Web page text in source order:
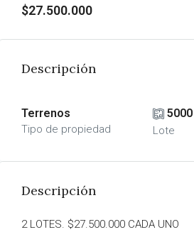
$27.500.000
Descripción
Terrenos
Tipo de propiedad
5000
Lote
Descripción
2 LOTES. $27.500.000 CADA UNO